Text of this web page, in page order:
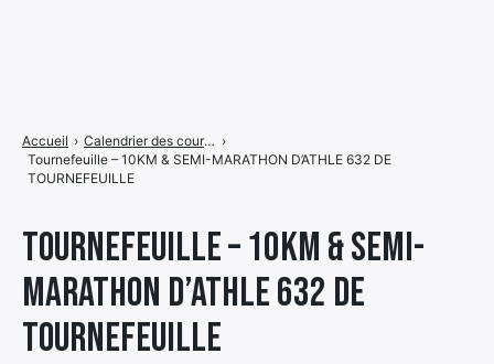
Tournefeuille – 10KM & SEMI-
MARATHON D’ATHLE 632 DE
TOURNEFEUILLE
Accueil › Calendrier des courses ›
Tournefeuille – 10KM & SEMI-MARATHON D’ATHLE 632 DE
TOURNEFEUILLE
menu
de
menu
de
menu